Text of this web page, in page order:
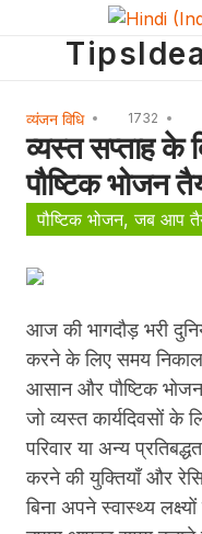
व्यंजन विधि 1732
व्यस्त सप्ताह के
पौष्टिक भोजन
पौष्टिक भोजन, जब आप
आज की भागदौड़ भरी
करने के लिए समय
आसान और पौष्टिक
जो व्यस्त कार्यदिवसों के
परिवार या अन्य
करने की युक्तियाँ और
बिना अपने स्वास्थ्य